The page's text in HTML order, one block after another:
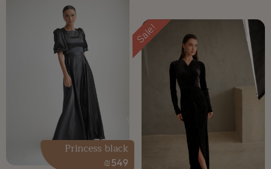
Sale!
549
₪
Princess black